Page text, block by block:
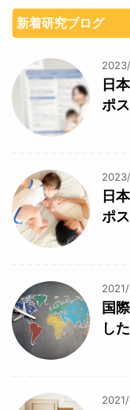
新着研究ブログ
日
ポ
日
ポ
国
した